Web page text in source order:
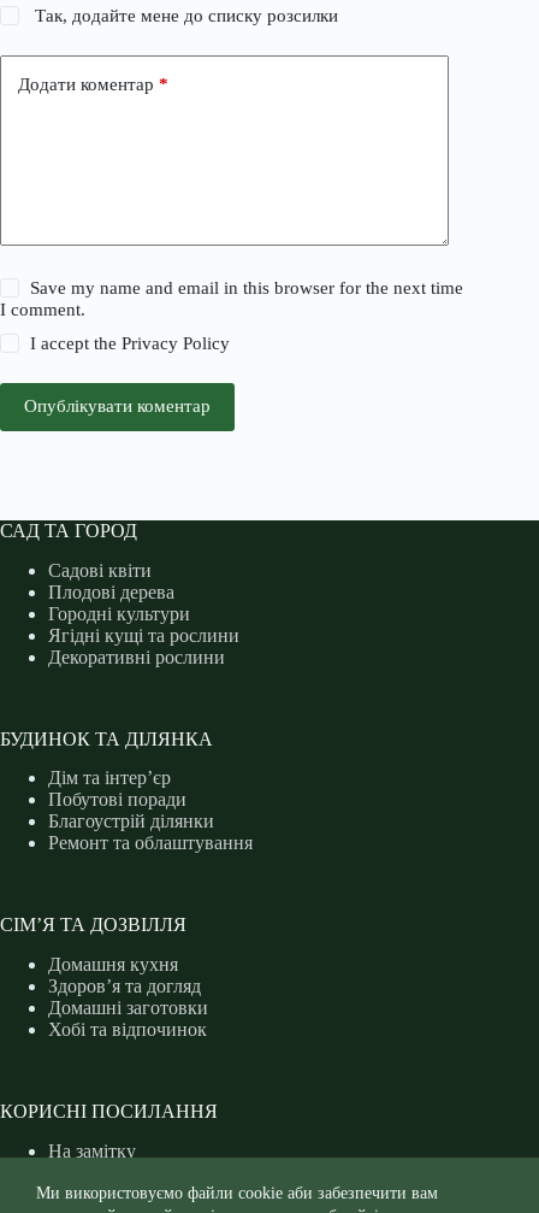
Ми використовуємо файли cookie аби забезпечити вам
Так, додайте мене до списку розсилки
Додати коментар *
Save my name and email in this browser for the next time
I comment.
I accept thePrivacy Policy
Опублікувати коментар
САД ТА ГОРОД
Садові квіти
Плодові дерева
Городні культури
Ягідні кущі та рослини
Декоративні рослини
БУДИНОК ТА ДІЛЯНКА
Дім та інтер’єр
Побутові поради
Благоустрій ділянки
Ремонт та облаштування
СІМ’Я ТА ДОЗВІЛЛЯ
Домашня кухня
Здоров’я та догляд
Домашні заготовки
Хобі та відпочинок
КОРИСНІ ПОСИЛАННЯ
На замітку
Форум дачників